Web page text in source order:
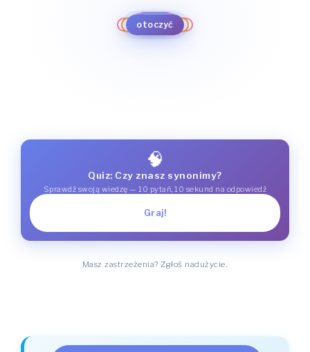
otoczyć
objąć
ogarnąć
osaczyć
okrążyć
opasać
rozejść się
rozprzestrzenić się
rozszerzyć się
ogrodzić
zagrodzić
okryć
osnuć
🧠
Quiz: Czy znasz synonimy?
Sprawdź swoją wiedzę — 10 pytań, 10 sekund na odpowiedź
Graj!
Masz zastrzeżenia? Zgłoś nadużycie.